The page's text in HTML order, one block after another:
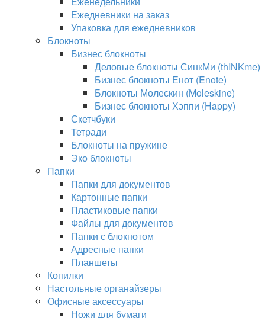
Ежедневники на заказ
Упаковка для ежедневников
Блокноты
Бизнес блокноты
Деловые блокноты СинкМи (thINKme)
Бизнес блокноты Енот (Enote)
Блокноты Молескин (Moleskine)
Бизнес блокноты Хэппи (Happy)
Скетчбуки
Тетради
Блокноты на пружине
Эко блокноты
Папки
Папки для документов
Картонные папки
Пластиковые папки
Файлы для документов
Папки с блокнотом
Адресные папки
Планшеты
Копилки
Настольные органайзеры
Офисные аксессуары
Ножи для бумаги